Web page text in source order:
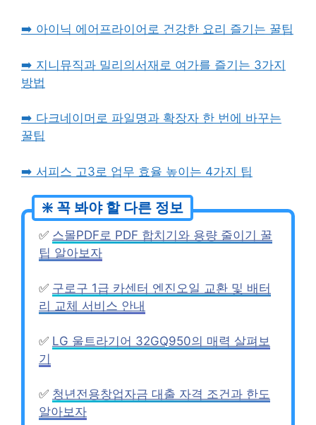
➡️ 아이닉 에어프라이어로 건강한 요리 즐기는 꿀팁
➡️ 지니뮤직과 밀리의서재로 여가를 즐기는 3가지
방법
➡️ 다크네이머로 파일명과 확장자 한 번에 바꾸는
꿀팁
➡️ 서피스 고3로 업무 효율 높이는 4가지 팁
✅ 스몰PDF로 PDF 합치기와 용량 줄이기 꿀
팁 알아보자
✅ 구로구 1급 카센터 엔진오일 교환 및 배터
리 교체 서비스 안내
✅ LG 울트라기어 32GQ950의 매력 살펴보
기
✅ 청년전용창업자금 대출 자격 조건과 한도
알아보자